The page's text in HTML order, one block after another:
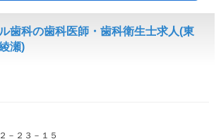
歯科の歯科医師・歯科衛生士求人(東
瀬)
－２３－１５